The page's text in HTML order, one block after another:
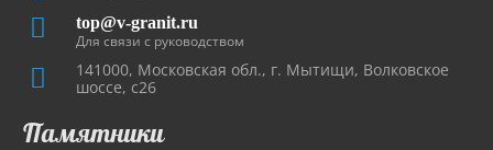
top@v-granit.ru
Для связи с руководством
141000, Московская обл., г. Мытищи, Волковское
шоссе, с26
Памятники